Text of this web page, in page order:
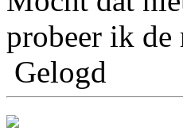
probeer ik
Gelogd